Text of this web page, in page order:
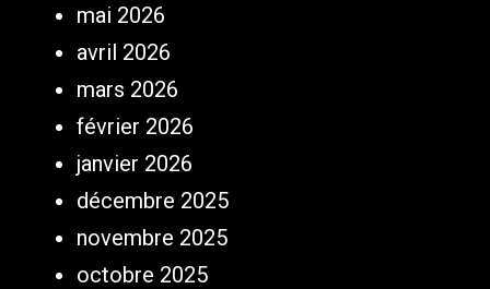
mai 2026
avril 2026
mars 2026
février 2026
janvier 2026
décembre 2025
novembre 2025
octobre 2025